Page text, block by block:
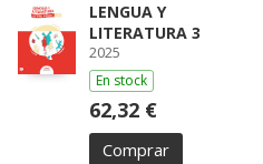
LENGUA Y
LITERATURA 3
2025
En stock
62,32 €
Comprar